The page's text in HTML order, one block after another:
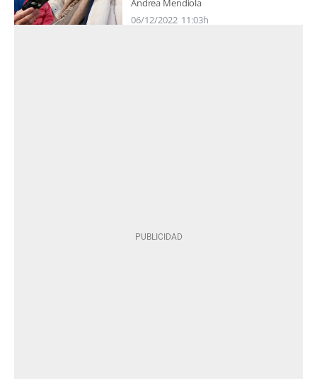
Andrea Mendiola
06/12/2022 11:03h